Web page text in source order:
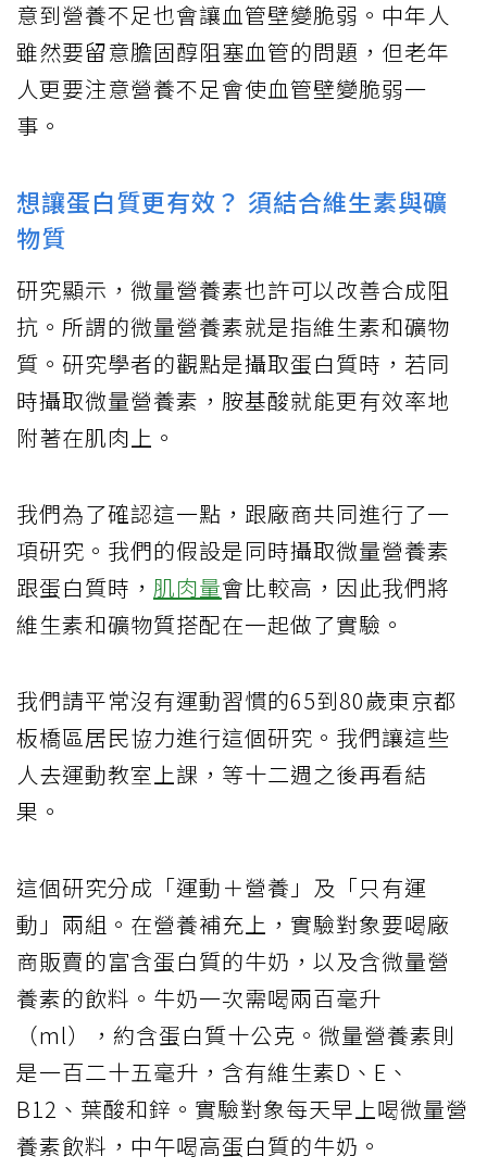
意到營養不足也會讓血管壁變脆弱。中年人
雖然要留意膽固醇阻塞血管的問題，但老年
人更要注意營養不足會使血管壁變脆弱一
事。
想讓蛋白質更有效？ 須結合維生素與礦
物質
研究顯示，微量營養素也許可以改善合成阻
抗。所謂的微量營養素就是指維生素和礦物
質。研究學者的觀點是攝取蛋白質時，若同
時攝取微量營養素，胺基酸就能更有效率地
附著在肌肉上。
我們為了確認這一點，跟廠商共同進行了一
項研究。我們的假設是同時攝取微量營養素
跟蛋白質時， 肌肉量會比較高，因此我們將
維生素和礦物質搭配在一起做了實驗。
我們請平常沒有運動習慣的65到80歲東京都
板橋區居民協力進行這個研究。我們讓這些
人去運動教室上課，等十二週之後再看結
果。
這個研究分成「運動＋營養」及「只有運
動」兩組。在營養補充上，實驗對象要喝廠
商販賣的富含蛋白質的牛奶，以及含微量營
養素的飲料。牛奶一次需喝兩百毫升
（ml），約含蛋白質十公克。微量營養素則
是一百二十五毫升，含有維生素D、E、
B12、葉酸和鋅。實驗對象每天早上喝微量營
養素飲料，中午喝高蛋白質的牛奶。